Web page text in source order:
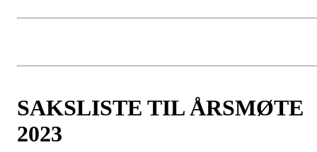
SAKSLISTE TIL ÅRSMØTE
2023